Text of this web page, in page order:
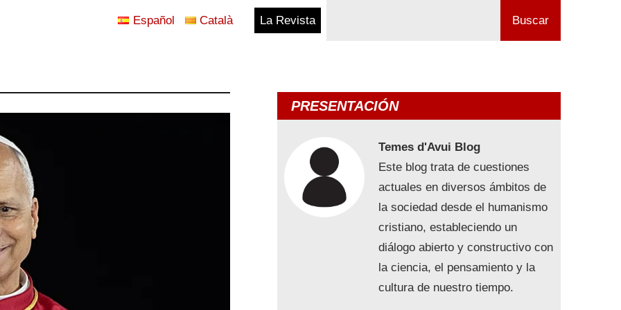
d'Avui
Buscar
Español Català La Revista
PRESENTACIÓN
Temes d'Avui Blog
Este blog trata de cuestiones
actuales en diversos ámbitos de
la sociedad desde el humanismo
cristiano, estableciendo un
diálogo abierto y constructivo con
la ciencia, el pensamiento y la
cultura de nuestro tiempo.